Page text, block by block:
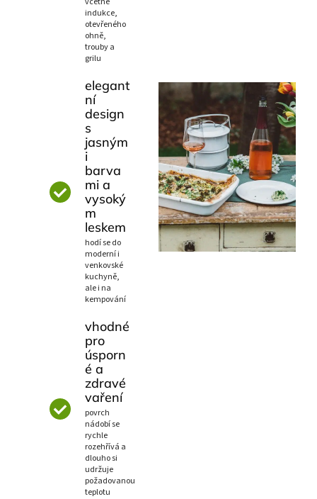
indukce,
otevřeného
ohně,
trouby a
grilu
elegant
ní
design
s
jasným
i
barva
mi a
vysoký
m
leskem
hodí se do
moderní i
venkovské
kuchyně,
ale i na
kempování
vhodné
pro
úsporn
é a
zdravé
vaření
povrch
nádobí se
rychle
rozehřívá a
dlouho si
udržuje
požadovanou
teplotu